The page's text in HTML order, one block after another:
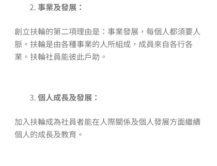
事業及發展：
創立扶輪的第二項理由是：事業發展，每個人都須要人
脈。扶輪是由各種事業的人所組成，成員來自各行各
業。扶輪社員能彼此戶助。
個人成長及發展：
加入扶輪成為社員者能在人際關係及個人發展方面繼續
個人的成長及教育。